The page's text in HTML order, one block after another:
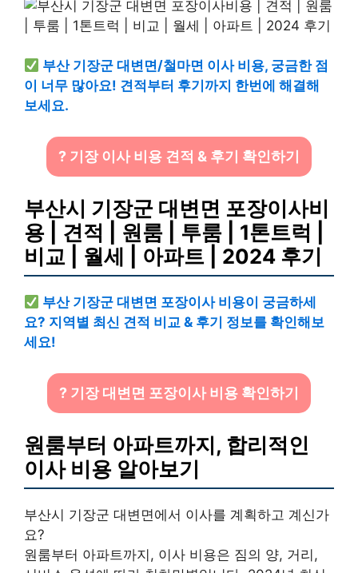
부산 기장군 대변면/철마면 이사 비용, 궁금한 점
이 너무 많아요! 견적부터 후기까지 한번에 해결해
보세요.
? 기장 이사 비용 견적 & 후기 확인하기
부산시 기장군 대변면 포장이사비
용 | 견적 | 원룸 | 투룸 | 1톤트럭 |
비교 | 월세 | 아파트 | 2024 후기
부산 기장군 대변면 포장이사 비용이 궁금하세
요? 지역별 최신 견적 비교 & 후기 정보를 확인해보
세요!
? 기장 대변면 포장이사 비용 확인하기
원룸부터 아파트까지, 합리적인
이사 비용 알아보기
부산시 기장군 대변면에서 이사를 계획하고 계신가
요?
원룸부터 아파트까지, 이사 비용은 짐의 양, 거리,